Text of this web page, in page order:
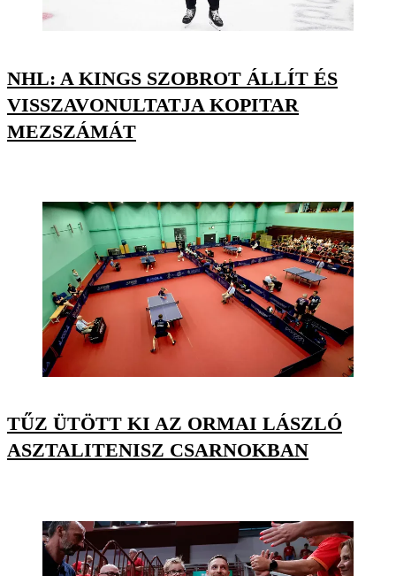
NHL: A KINGS SZOBROT ÁLLÍT ÉS
VISSZAVONULTATJA KOPITAR
MEZSZÁMÁT
TŰZ ÜTÖTT KI AZ ORMAI LÁSZLÓ
ASZTALITENISZ CSARNOKBAN